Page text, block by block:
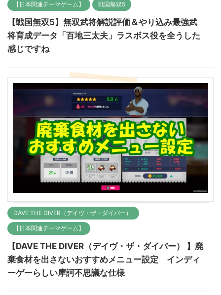
【日本関連テーマゲーム】 戦国無双5
【戦国無双5】無双武将解説評価＆やり込み最強武
将育成データ「百地三太夫」ラスボス役を全うした
感じですね
DAVE THE DIVER（デイヴ・ザ・ダイバー）
【日本関連テーマゲーム】
【DAVE THE DIVER（デイヴ・ザ・ダイバー） 】廃
棄食材を出さないおすすめメニュー設定 インディ
ーゲーらしい摩訶不思議な仕様